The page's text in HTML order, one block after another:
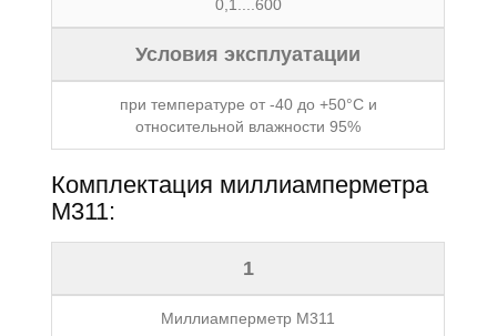
0,1....600
Условия эксплуатации
при температуре от -40 до +50°С и
относительной влажности 95%
Комплектация миллиамперметра
М311:
1
Миллиамперметр М311